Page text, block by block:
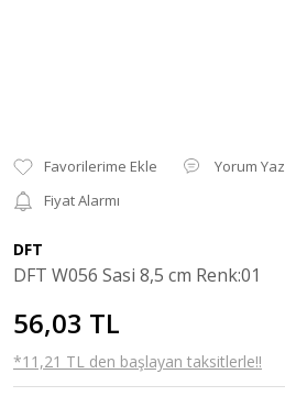
Yorum Yaz
Fiyat Alarmı
DFT
DFT W056 Sasi 8,5 cm Renk:01
56,03 TL
*11,21 TL den başlayan taksitlerle!!